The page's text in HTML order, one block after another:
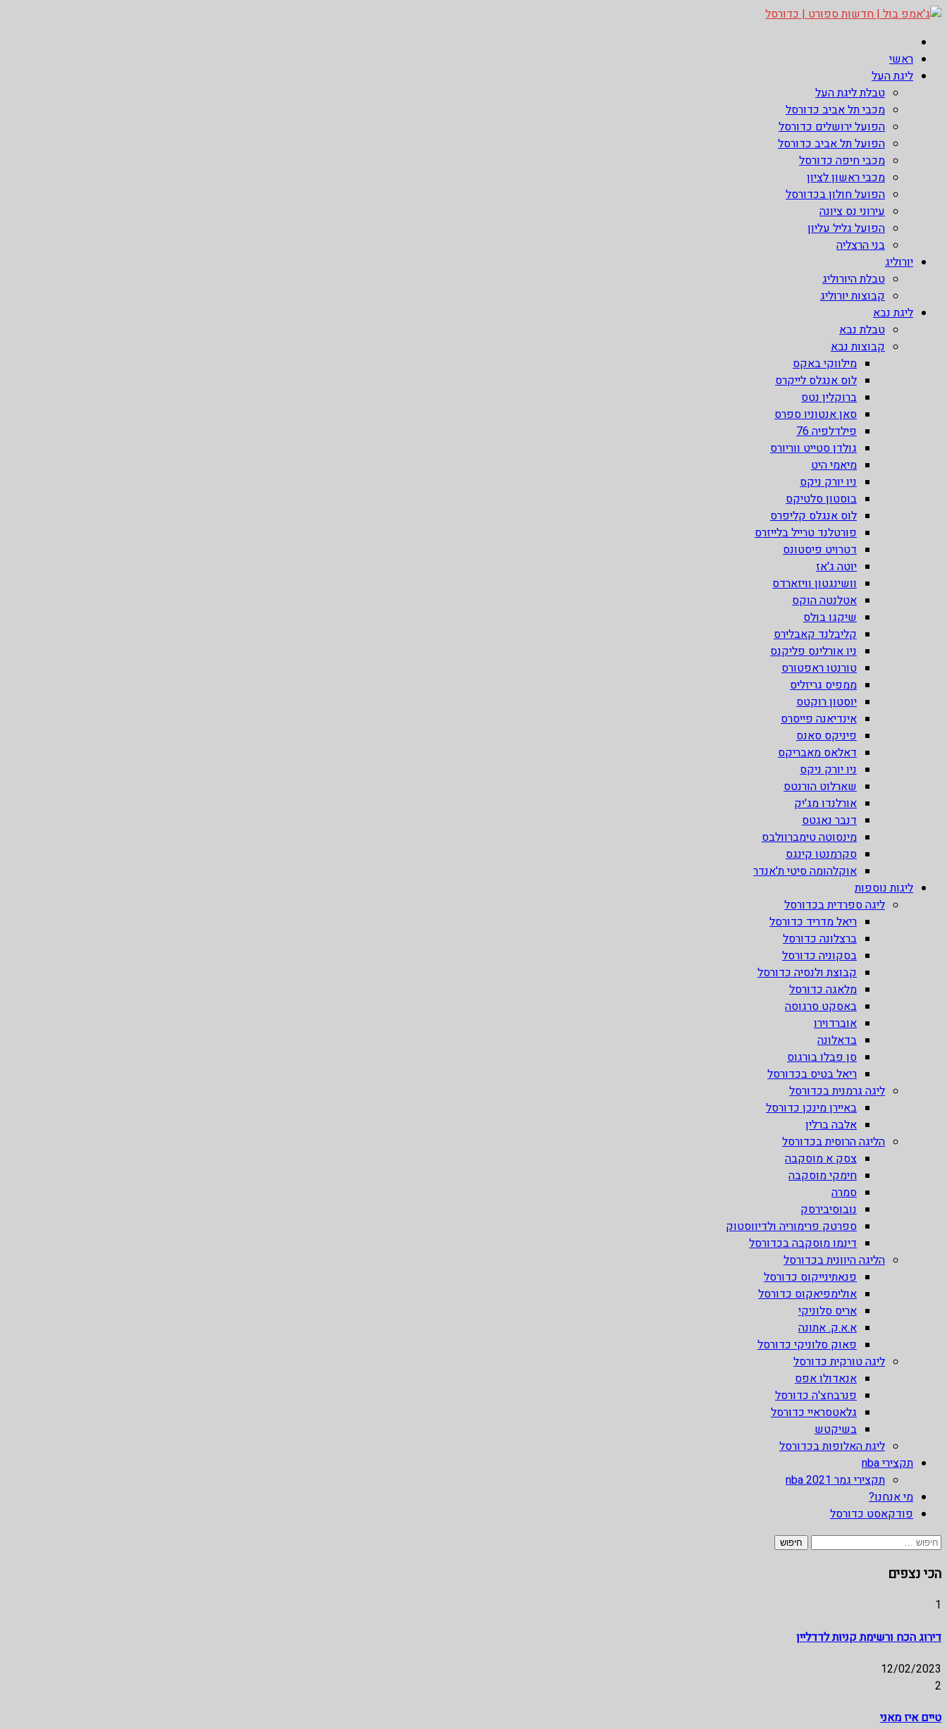
Skip
content
ג'אמפ בול | חדשות ספורט | כדורסל
אתר גאמפ בול ישראל אתר חדשות ספורט כדורסל האתר מסקר את ליגות הכדורסל הטובות בעולם ליגת הנבא, ליגת העל בכדורסל , יורוליג, ועוד. לפרטים היכנסו לאתר >>
ראשי
ליגת העל
טבלת ליגת העל
מכבי תל אביב כדורסל
הפועל ירושלים כדורסל
הפועל תל אביב כדורסל
מכבי חיפה כדורסל
מכבי ראשון לציון
הפועל חולון בכדורסל
עירוני נס ציונה
הפועל גליל עליון
בני הרצליה
יורוליג
טבלת היורוליג
קבוצות יורוליג
ליגת נבא
טבלת נבא
קבוצות נבא
מילווקי באקס
לוס אנגלס לייקרס
ברוקלין נטס
סאן אנטוניו ספרס
פילדלפיה 76
גולדן סטייט ווריורס
מיאמי היט
ניו יורק ניקס
בוסטון סלטיקס
לוס אנגלס קליפרס
פורטלנד טרייל בלייזרס
דטרויט פיסטונס
יוטה ג'אז
וושינגטון וויזארדס
אטלנטה הוקס
שיקגו בולס
קליבלנד קאבלירס
ניו אורלינס פליקנס
טורנטו ראפטורס
ממפיס גריזליס
יוסטון רוקטס
אינדיאנה פייסרס
פיניקס סאנס
דאלאס מאבריקס
ניו יורק ניקס
שארלוט הורנטס
אורלנדו מג'יק
דנבר נאגטס
מינסוטה טימברוולבס
סקרמנטו קינגס
אוקלהומה סיטי ת'אנדר
ליגות נוספות
ליגה ספרדית בכדורסל
ריאל מדריד כדורסל
ברצלונה כדורסל
בסקוניה כדורסל
קבוצת ולנסיה כדורסל
מלאגה כדורסל
באסקט סרגוסה
אוברדוירו
בדאלונה
סן פבלו בורגוס
ריאל בטיס בכדורסל
ליגה גרמנית בכדורסל
באיירן מינכן כדורסל
אלבה ברלין
הליגה הרוסית בכדורסל
צסק א מוסקבה
חימקי מוסקבה
סמרה
נובוסיבירסק
ספרטק פרימוריה ולדיווסטוק
דינמו מוסקבה בכדורסל
הליגה היוונית בכדורסל
פנאתינייקוס כדורסל
אולימפיאקוס כדורסל
אריס סלוניקי
א.א.ק. אתונה
פאוק סלוניקי כדורסל
ליגה טורקית כדורסל
אנאדולו אפס
פנרבחצ'ה כדורסל
גלאטסראיי כדורסל
בשיקטש
ליגת האלופות בכדורסל
תקצירי nba
תקצירי גמר nba 2021
מי אנחנו?
פודקאסט כדורסל
חיפוש:
הכי נצפים
1
דירוג הכח ורשימת קניות לדדליין
12/02/2023
2
טיים איז מאני